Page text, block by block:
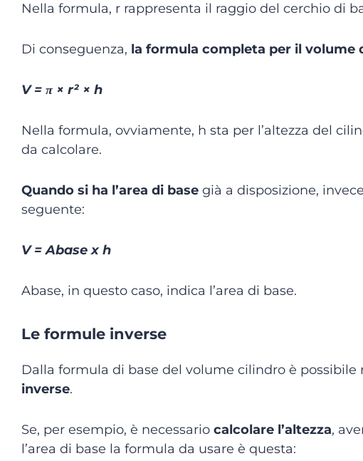
Nella formula, r rappresenta il raggio del cerchio di
Di conseguenza, la formula completa per il volume
V = π × r² × h
Nella formula, ovviamente, h sta per l’altezza del
da calcolare.
Quando si ha l’area di base già a disposizione,
seguente:
V = Abase x h
Abase, in questo caso, indica l’area di base.
Le formule inverse
Dalla formula di base del volume cilindro è possibile
inverse.
Se, per esempio, è necessario calcolare l’altezza,
l’area di base la formula da usare è questa: